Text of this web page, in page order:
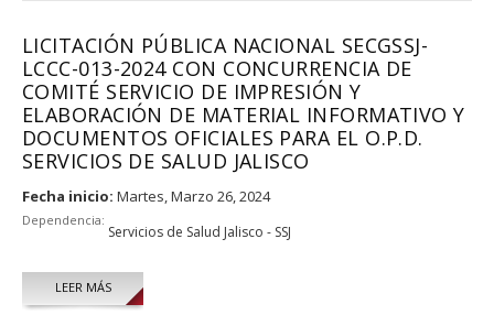
LICITACIÓN PÚBLICA NACIONAL SECGSSJ-
LCCC-013-2024 CON CONCURRENCIA DE
COMITÉ SERVICIO DE IMPRESIÓN Y
ELABORACIÓN DE MATERIAL INFORMATIVO Y
DOCUMENTOS OFICIALES PARA EL O.P.D.
SERVICIOS DE SALUD JALISCO
Fecha inicio: Martes, Marzo 26, 2024
Dependencia:
Servicios de Salud Jalisco - SSJ
LEER MÁS